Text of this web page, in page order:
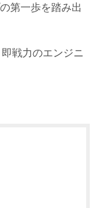
第一歩を踏み出
戦力のエンジニ